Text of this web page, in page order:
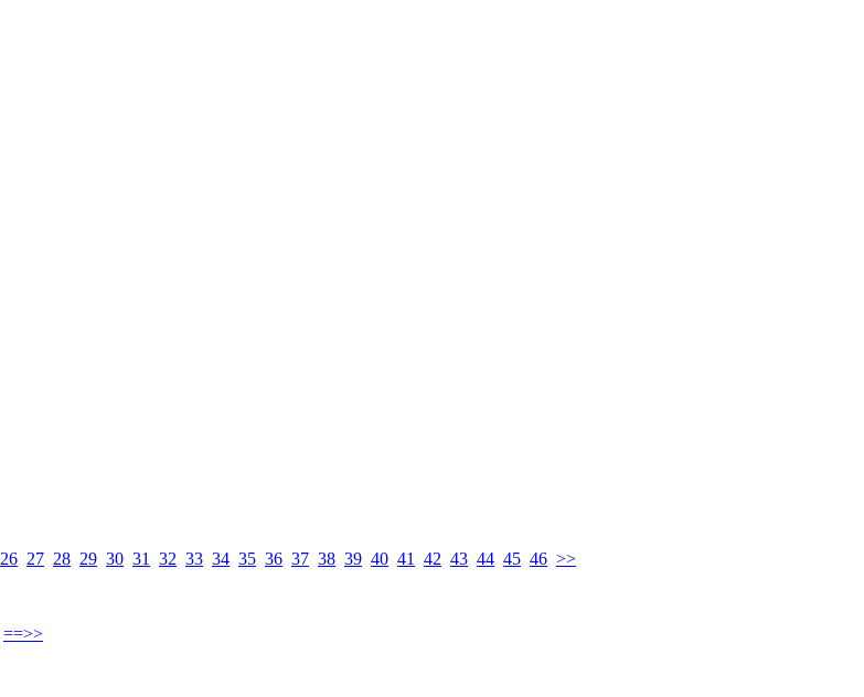
26 27 28 29 30 31 32 33 34 35 36 37 38 39 40 41 42 43 44 45 46 >>
==>>